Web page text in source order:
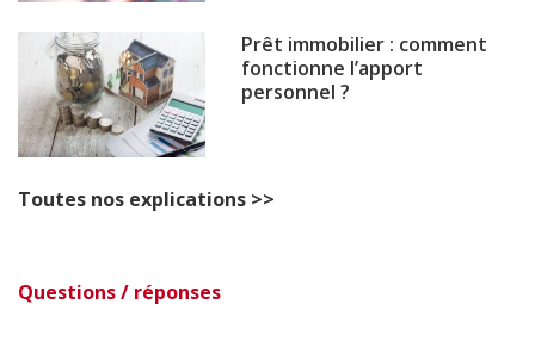
Prêt immobilier : comment
fonctionne l’apport
personnel ?
Toutes nos explications >>
Questions / réponses